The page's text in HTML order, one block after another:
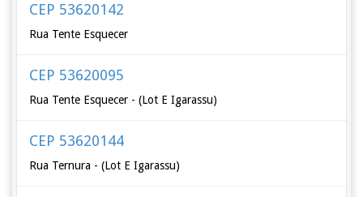
CEP 53620142
Rua Tente Esquecer
CEP 53620095
Rua Tente Esquecer - (Lot E Igarassu)
CEP 53620144
Rua Ternura - (Lot E Igarassu)